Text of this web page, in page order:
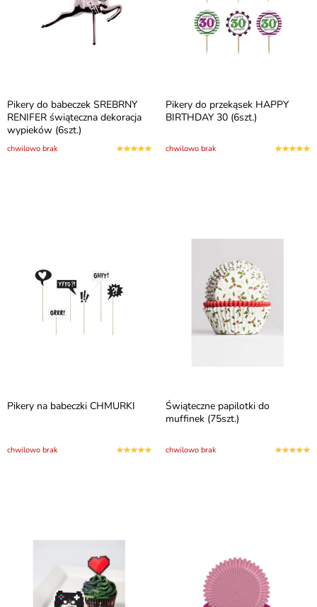
Pikery do babeczek SREBRNY
RENIFER świąteczna dekoracja
wypieków (6szt.)
chwilowo brak
Pikery do przekąsek HAPPY
BIRTHDAY 30 (6szt.)
chwilowo brak
Pikery na babeczki CHMURKI
chwilowo brak
Świąteczne papilotki do
muffinek (75szt.)
chwilowo brak